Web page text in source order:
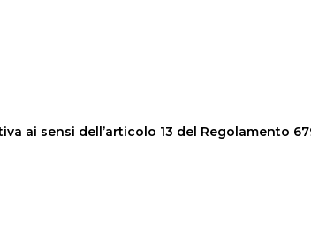
ai sensi dell’articolo 13 del Regolamento